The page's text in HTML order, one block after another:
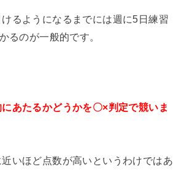
るようになるまでには週に5日練習
るのが一般的です。
あたるかどうかを〇×判定で競いま
いほど点数が高いというわけではあ